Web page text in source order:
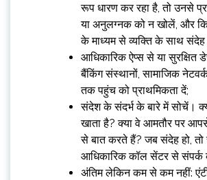
रूप धारण कर रहा है, तो उनसे
या अनुलग्नक को न खोलें, और
के माध्यम से व्यक्ति के साथ संदेह
आधिकारिक ऐप्स से या सुरक्षित
बैंकिंग संस्थानों, सामाजिक
तक पहुंच को प्राथमिकता दें;
संदेश के संदर्भ के बारे में सोचें।
खाता है? क्या वे आमतौर पर
से बात करते हैं? जब संदेह हो,
आधिकारिक कॉल सेंटर से संपर्क
अंतिम लेकिन कम से कम नहीं: